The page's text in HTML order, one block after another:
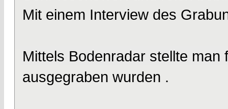
Mit einem Interview des
Mittels Bodenradar stellte
ausgegraben wurden .